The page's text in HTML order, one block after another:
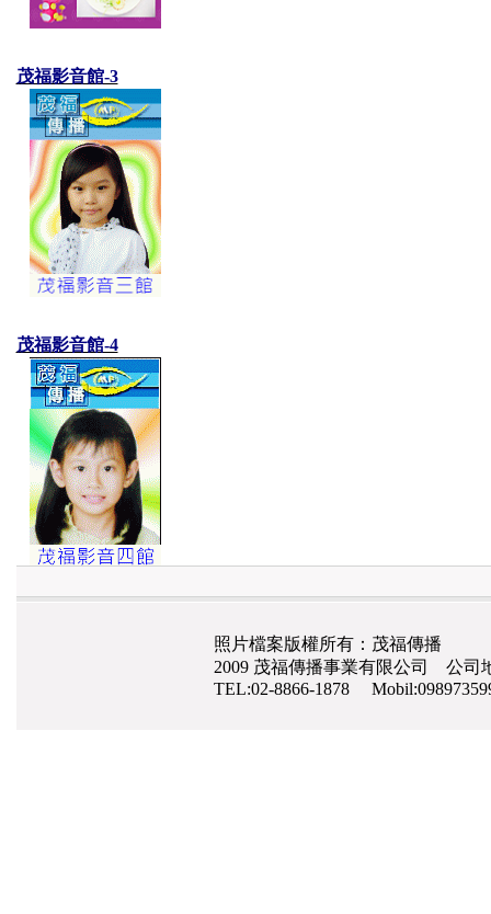
茂福影音館-3
茂福影音館-4
照片檔案版權所有：茂福傳播
2009 茂福傳播事業有限公司 公司
TEL:02-8866-1878